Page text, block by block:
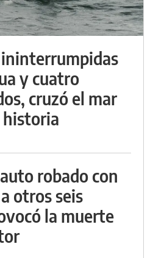
ininterrumpidas
y cuatro
cruzó el mar
historia
robado con
otros seis
la muerte